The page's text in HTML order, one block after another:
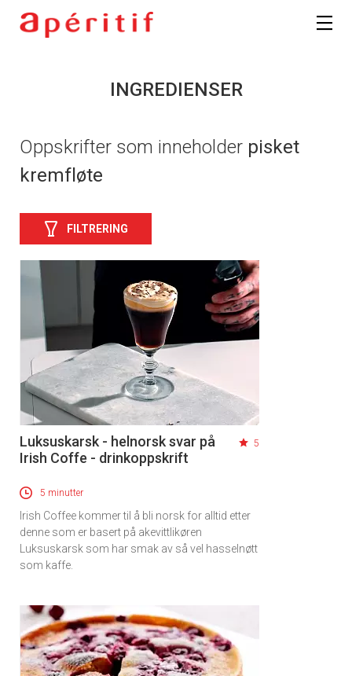
INGREDIENSER
Oppskrifter som inneholder pisket
kremfløte
FILTRERING
Luksuskarsk - helnorsk svar på
Irish Coffe - drinkoppskrift
5
5 minutter
Irish Coffee kommer til å bli norsk for alltid etter
denne som er basert på akevittlikøren
Luksuskarsk som har smak av så vel hasselnøtt
som kaffe.